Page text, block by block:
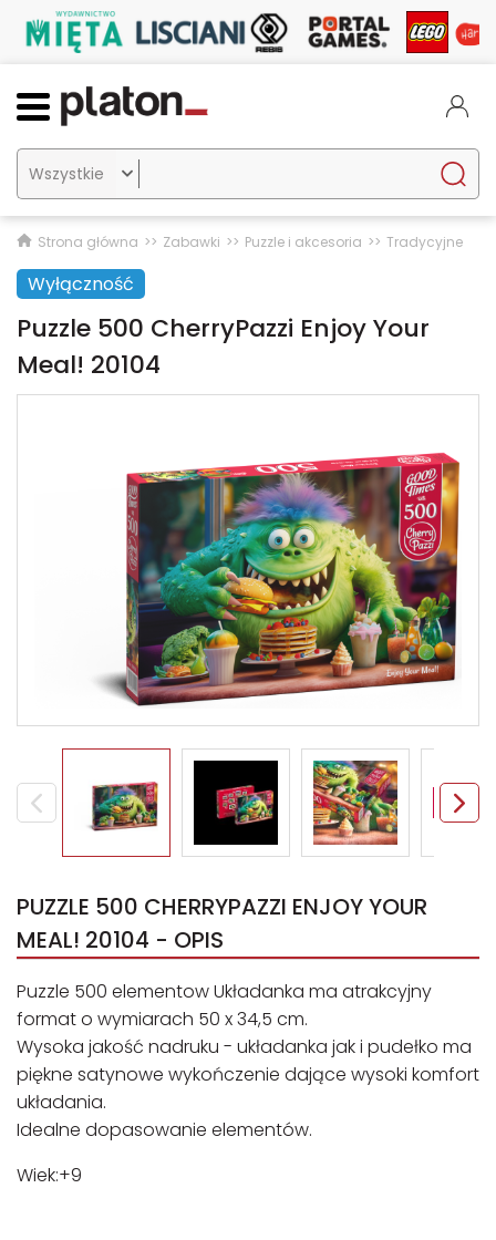

Strona główna Zabawki Puzzle i akcesoria Tradycyjne
Wyłączność
Puzzle 500 CherryPazzi Enjoy Your
Meal! 20104
PUZZLE 500 CHERRYPAZZI ENJOY YOUR
MEAL! 20104 - OPIS
Puzzle 500 elementow Układanka ma atrakcyjny
format o wymiarach 50 x 34,5 cm.
Wysoka jakość nadruku - układanka jak i pudełko ma
piękne satynowe wykończenie dające wysoki komfort
układania.
Idealne dopasowanie elementów.
Wiek:+9